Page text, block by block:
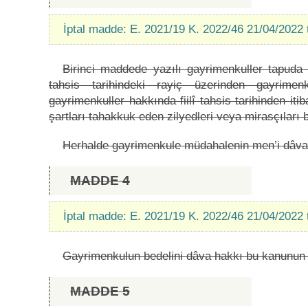
İptal madde: E. 2021/19 K. 2022/46 21/04/
Birinci maddede yazılı gayrimenkuller
tahsis tarihindeki rayiç üzerinden
gayrimenkuller hakkında fiilî tahsis tarihinden
şartları tahakkuk eden zilyedleri veya mirasçıları
Herhalde gayrimenkule müdahalenin men’i
MADDE 4
İptal madde: E. 2021/19 K. 2022/46 21/04/
Gayrimenkulun bedelini dâva hakkı bu
MADDE 5